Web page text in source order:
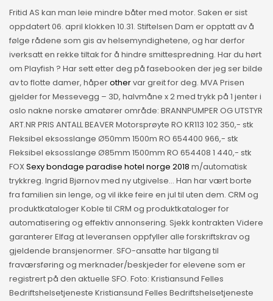
Fritid AS kan man leie mindre båter med motor. Saken er sist
oppdatert 06. april klokken 10.31. Stiftelsen Dam er opptatt av å
følge rådene som gis av helsemyndighetene, og har derfor
iverksatt en rekke tiltak for å hindre smittespredning. Har du hørt
om Playfish ? Har sett etter deg på fasebooken der jeg ser bilde
av to flotte damer, håperothervar greit for deg. MVA Prisen
gjelder for Messevegg – 3D, halvmåne x 2 med trykk på 1 jenter i
oslo nakne norske amatører område: BRANNPUMPER OG UTSTYR
ART.NR PRIS ANTALL BEAVER Motorsprøyte RO KR113 102 350,- stk
Fleksibel eksosslange Ø50mm 1500m RO 654400 966,- stk
Fleksibel eksosslange Ø85mm 1500mm RO 654408 1 440,- stk
FOXSexy bondage paradise hotel norge 2018 m/automatisk
trykkreg. Ingrid Bjørnov med ny utgivelse… Han har vært borte
fra familien sin lenge, og vil ikke feire en jul til uten dem. CRM og
produktkataloger Koble til CRM og produktkataloger for
automatisering og effektiv annonsering. Sjekk kontrakten Videre
garanterer Elfag at leveransen oppfyller alle forskriftskrav og
gjeldende bransjenormer. SFO-ansatte har tilgang til
fraværsføring og merknader/beskjeder for elevene som er
registrert på den aktuelle SFO. Foto: Kristiansund Felles
Bedriftshelsetjeneste Kristiansund Felles Bedriftshelsetjeneste